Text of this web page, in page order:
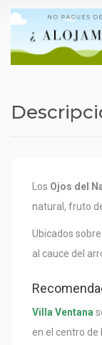
Los Ojos del
natural, fruto
Ubicados
al cauce del
Villa Ventana
en el centro de